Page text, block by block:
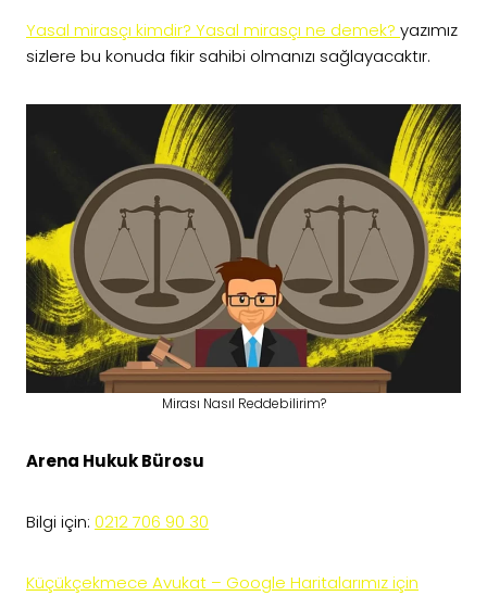
Yasal mirasçı kimdir? Yasal mirasçı ne demek? yazımız
sizlere bu konuda fikir sahibi olmanızı sağlayacaktır.
Mirası Nasıl Reddebilirim?
Arena Hukuk Bürosu
Bilgi için: 0212 706 90 30
Küçükçekmece Avukat – Google Haritalarımız için